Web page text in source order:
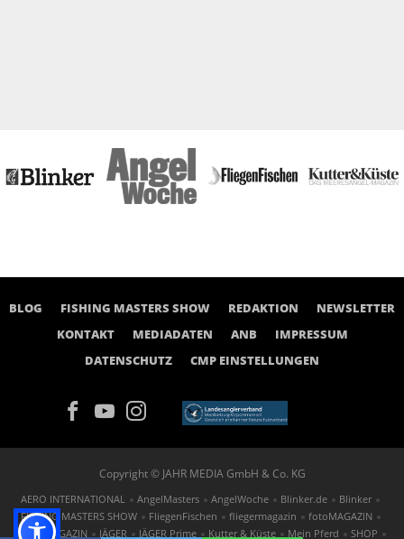
BLOG FISHING MASTERS SHOW REDAKTION
NEWSLETTER
KONTAKT
MEDIADATEN ANB
IMPRESSUM
DATENSCHUTZ
CMP EINSTELLUNGEN
Copyright © JAHR MEDIA GmbH & Co. KG
AERO INTERNATIONAL AngelMasters AngelWoche Blinker.de
Blinker
FISHING MASTERS SHOW
FliegenFischen fliegermagazin
fotoMAGAZIN
GOLF MAGAZIN
JÄGER JÄGER Prime Kutter & Küste Mein Pferd SHOP